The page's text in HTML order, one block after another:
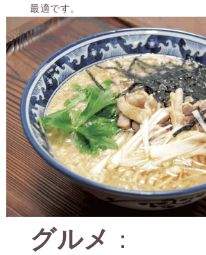
最適です。
グルメ ：